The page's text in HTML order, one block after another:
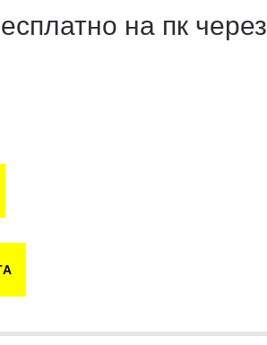
на пк через